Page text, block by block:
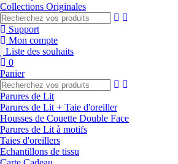
Collections Originales
Support
Mon compte
Liste des souhaits
0
Panier
Parures de Lit
Parures de Lit + Taie d'oreiller
Housses de Couette Double Face
Parures de Lit à motifs
Taies d'oreillers
Echantillons de tissu